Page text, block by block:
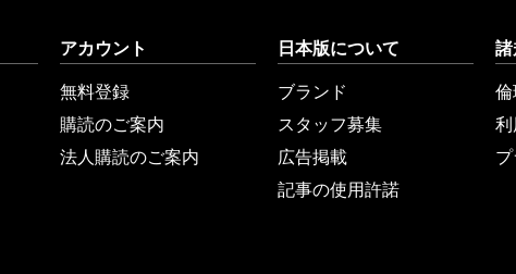
アカウント
無料登録
購読のご案内
法人購読のご案内
日本版について
ブランド
スタッフ募集
広告掲載
記事の使用許諾
倫
利